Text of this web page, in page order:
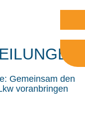
Gemeinsam den
voranbringen